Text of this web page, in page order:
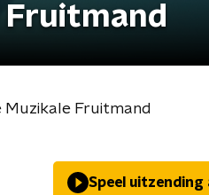
Fruitmand
Muzikale Fruitmand
Speel uitzending